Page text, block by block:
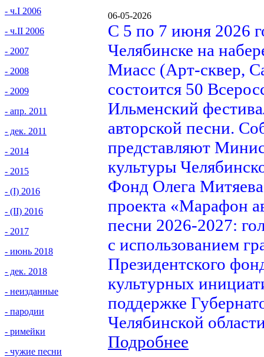
- ч.I 2006
- ч.II 2006
- 2007
- 2008
- 2009
- апр. 2011
- дек. 2011
- 2014
- 2015
- (I) 2016
- (II) 2016
- 2017
- июнь 2018
- дек. 2018
- неизданные
- пародии
- римейки
- чужие песни
06-05-2026
С 5 по 7 июня 2026
Челябинске на
Миасс (Арт-сквер,
состоится 50
Ильменский
авторской песни.
представляют
культуры
Фонд Олега
проекта «Марафон
песни 2026-2027:
с использованием
Президентского
культурных
поддержке
Челябинской
Подробнее